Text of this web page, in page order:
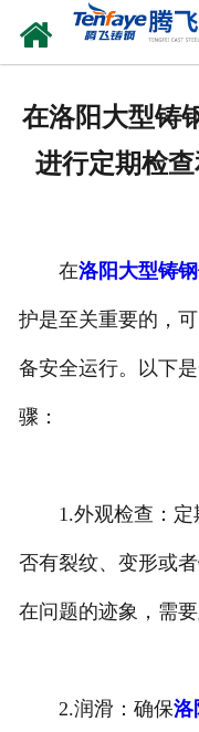
在洛阳大型铸
进行定期检
在洛阳大型铸
护是至关重要的，
备安全运行。以下
骤：
1.外观检查：定
否有裂纹、变形或
在问题的迹象，需要
2.润滑：确保洛